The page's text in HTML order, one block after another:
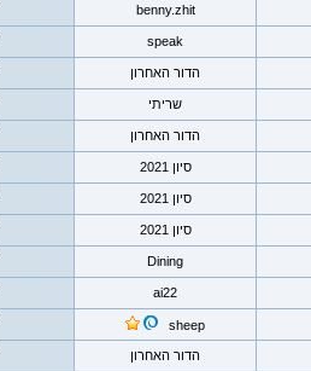
benny.zhit
speak
הדור האחרון
שריתי
הדור האחרון
סיון 2021
סיון 2021
סיון 2021
Dining
ai22
sheep
הדור האחרון